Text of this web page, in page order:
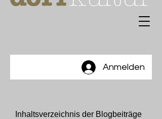
Anmelden
Inhaltsverzeichnis der Blogbeiträge